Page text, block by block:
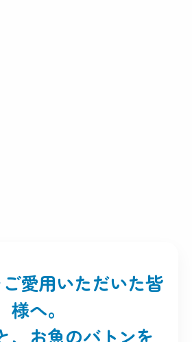
愛用いただいた皆
様へ。
、お魚のバトンを